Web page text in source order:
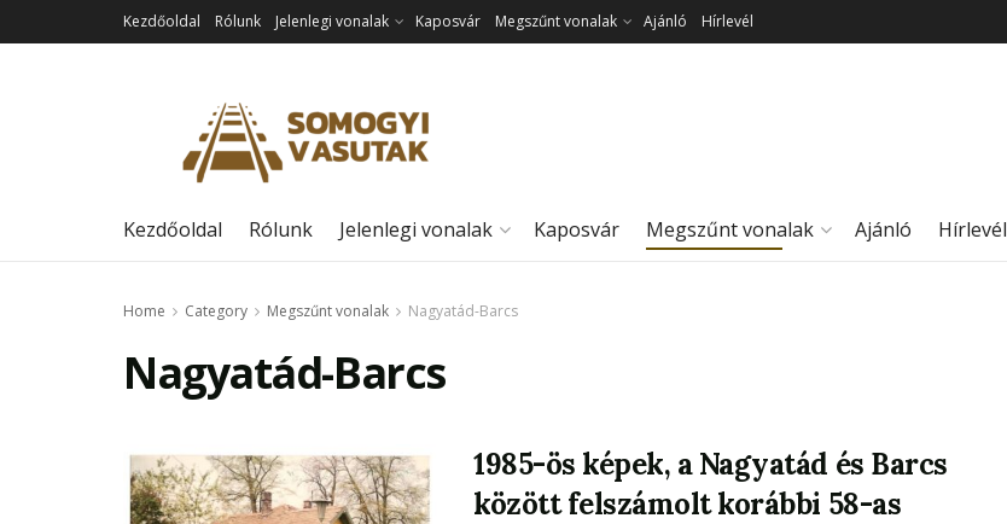
Kezdőoldal Rólunk Jelenlegi vonalak Kaposvár Megszűnt vonalak Ajánló Hírlevél
Kezdőoldal Rólunk Jelenlegi vonalak Kaposvár Megszűnt vonalak Ajánló Hírlevél
Home Category Megszűnt vonalak Nagyatád-Barcs
Nagyatád-Barcs
1985-ös képek, a Nagyatád és Barcs
között felszámolt korábbi 58-as